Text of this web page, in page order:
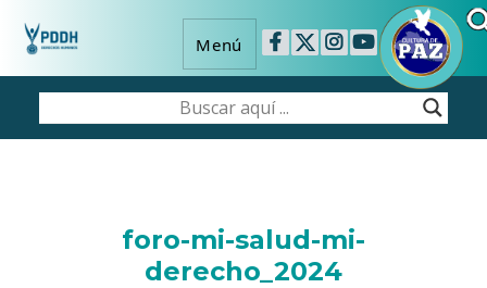
Menú
foro-mi-salud-mi-
derecho_2024